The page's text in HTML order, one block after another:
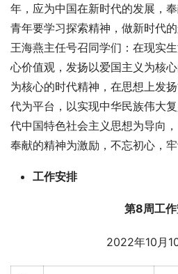
年，应为中国在新时代的发展，
青年要学习探索精神，做新时代
王海燕主任号召同学们：在现实
心价值观，发扬以爱国主义为核
为核心的时代精神，在思想上发
代为平台，以实现中华民族伟大
代中国特色社会主义思想为导向
奉献的精神为激励，不忘初心，牢
工作安排
第8周工
2022年10月10